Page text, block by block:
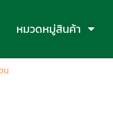
หมวดหมู่สินค้า
น